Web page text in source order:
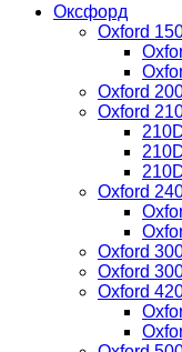
Оксфорд
Oxford
Oxford
Oxford
Oxford
Oxford
Oxford
Oxford